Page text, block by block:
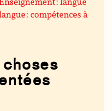
: compétences à